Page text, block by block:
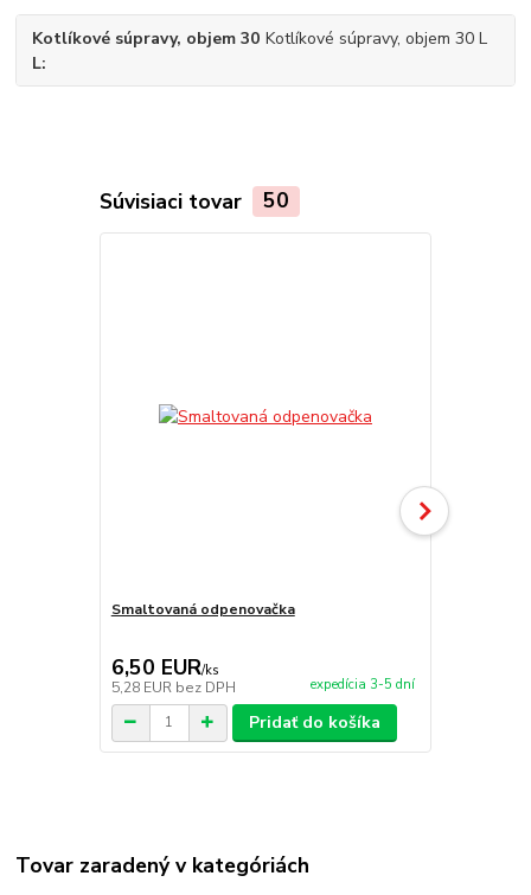
Kotlíkové súpravy, objem 30
L
Kotlíkové súpravy, objem 30 L
Súvisiaci tovar 50
Smaltovaná odpenovačka
6,50 EUR/ks
5,28 EUR bez DPH expedícia 3-5 dní
Pridať do košíka
Tovar zaradený v kategóriách